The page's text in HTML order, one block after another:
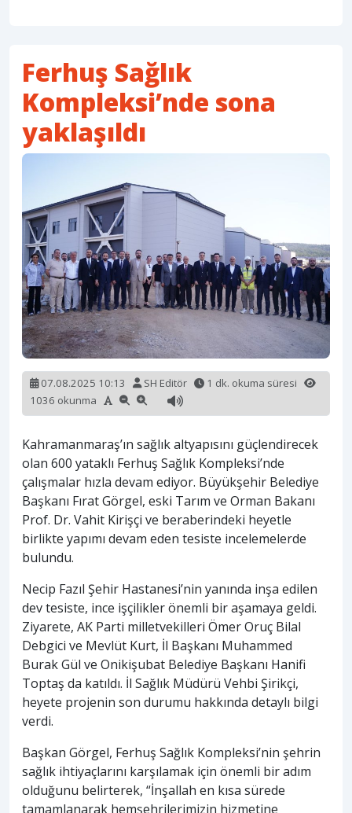
Ferhuş Sağlık
Kompleksi’nde sona
yaklaşıldı
07.08.2025 10:13 SH Editör
1 dk. okuma süresi
1036 okunma
Kahramanmaraş’ın sağlık altyapısını güçlendirecek
olan 600 yataklı Ferhuş Sağlık Kompleksi’nde
çalışmalar hızla devam ediyor. Büyükşehir Belediye
Başkanı Fırat Görgel, eski Tarım ve Orman Bakanı
Prof. Dr. Vahit Kirişçi ve beraberindeki heyetle
birlikte yapımı devam eden tesiste incelemelerde
bulundu.
Necip Fazıl Şehir Hastanesi’nin yanında inşa edilen
dev tesiste, ince işçilikler önemli bir aşamaya geldi.
Ziyarete, AK Parti milletvekilleri Ömer Oruç Bilal
Debgici ve Mevlüt Kurt, İl Başkanı Muhammed
Burak Gül ve Onikişubat Belediye Başkanı Hanifi
Toptaş da katıldı. İl Sağlık Müdürü Vehbi Şirikçi,
heyete projenin son durumu hakkında detaylı bilgi
verdi.
Başkan Görgel, Ferhuş Sağlık Kompleksi’nin şehrin
sağlık ihtiyaçlarını karşılamak için önemli bir adım
olduğunu belirterek, “İnşallah en kısa sürede
tamamlanarak hemşehrilerimizin hizmetine